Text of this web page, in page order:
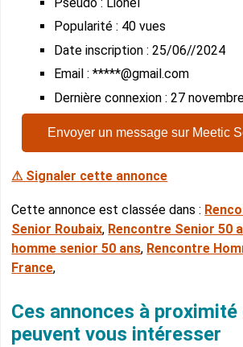
Popularité : 40 vues
Date inscription : 25/06//2024
Email : *****@gmail.com
Dernière connexion : 27
Envoyer un message sur Meetic
⚠ Signaler cette annonce
Cette annonce est classée dans :
Senior Roubaix, Rencontre Senior 50
homme senior 50 ans, Rencontre
France,
Ces annonces à proximité
peuvent vous intéresser